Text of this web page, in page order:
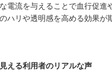
電流を与えることで血行促進
ハリや透明感を高める効果が
える利用者のリアルな声